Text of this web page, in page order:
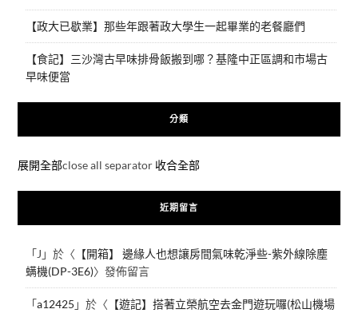
【政大已歇業】那些年跟著政大學生一起畢業的老餐廳們
【食記】三沙灣古早味排骨飯搬到哪？基隆中正區調和市場古
早味便當
分類
展開全部close all separator 收合全部
近期留言
「J 」於〈 【開箱】 邊緣人也想讓房間氣味乾淨些-紫外線除塵
螨機(DP-3E6)〉發佈留言
「a12425 」於〈 【遊記】搭著立榮航空去金門遊玩囉(松山機場